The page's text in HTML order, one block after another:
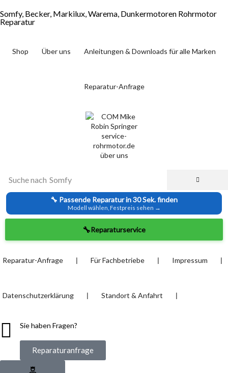
Somfy, Becker, Markilux, Warema, Dunkermotoren Rohrmotor
Reparatur
Shop Über uns Anleitungen & Downloads für alle Marken
Reparatur-Anfrage
Suche nach Somfy
🔧 Passende Reparatur in 30 Sek. finden
Modell wählen, Festpreis sehen →
🔧Reparaturservice
Reparatur-Anfrage ❘ Für Fachbetriebe ❘ Impressum ❘
Datenschutzerklärung ❘ Standort & Anfahrt ❘
Sie haben Fragen?
Reparaturanfrage